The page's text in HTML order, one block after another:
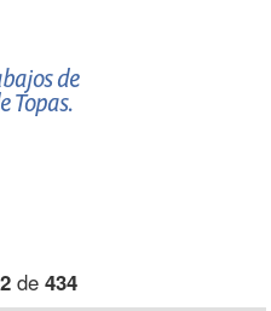
de
Topas.
de 434